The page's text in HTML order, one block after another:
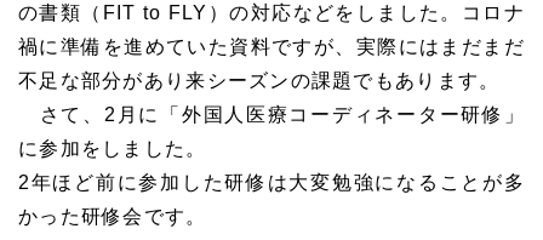
の書類（FIT to FLY）の対応などをしました。コロナ
禍に準備を進めていた資料ですが、実際にはまだまだ
不足な部分があり来シーズンの課題でもあります。
さて、2月に「外国人医療コーディネーター研修」
に参加をしました。
2年ほど前に参加した研修は大変勉強になることが多
かった研修会です。